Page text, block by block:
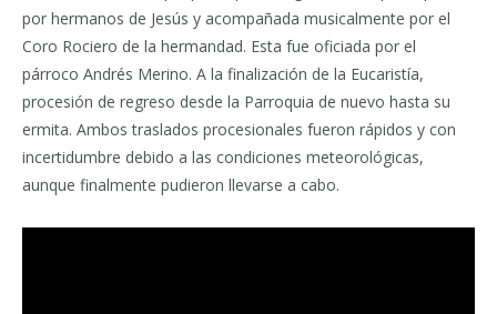
por hermanos de Jesús y acompañada musicalmente por el
Coro Rociero de la hermandad. Esta fue oficiada por el
párroco Andrés Merino. A la finalización de la Eucaristía,
procesión de regreso desde la Parroquia de nuevo hasta su
ermita. Ambos traslados procesionales fueron rápidos y con
incertidumbre debido a las condiciones meteorológicas,
aunque finalmente pudieron llevarse a cabo.